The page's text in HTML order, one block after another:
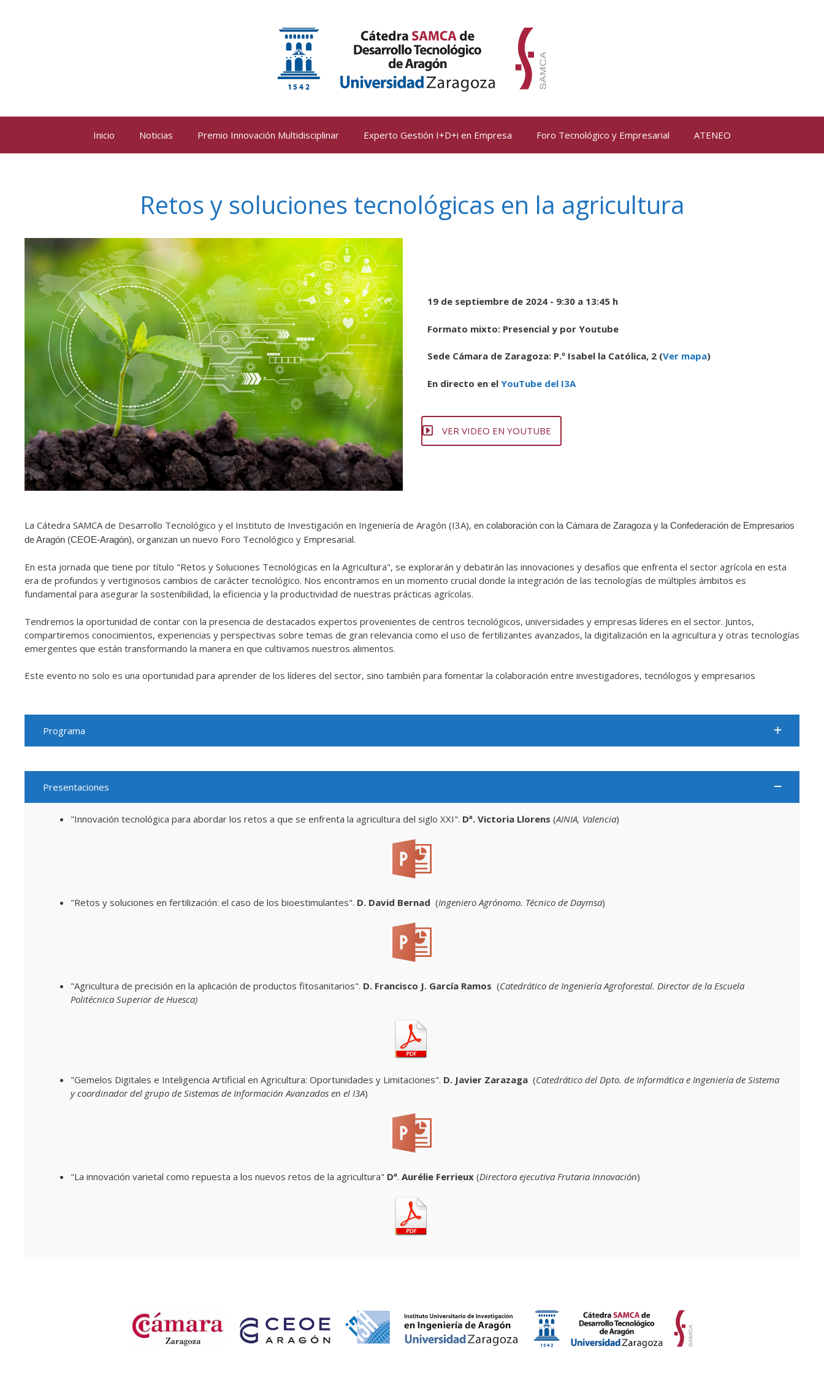
Inicio Noticias Premio Innovación Multidisciplinar Experto Gestión I+D+i en Empresa Foro Tecnológico y Empresarial ATENEO
Retos y soluciones tecnológicas en la agricultura
19 de septiembre de 2024 - 9:30 a 13:45 h
Formato mixto: Presencial y por Youtube
Sede Cámara de Zaragoza: P.º Isabel la Católica, 2 (Ver mapa)
En directo en el YouTube del I3A
VER VIDEO EN YOUTUBE
La Cátedra SAMCA de Desarrollo Tecnológico y el Instituto de Investigación en Ingeniería de Aragón (I3A), en colaboración con la Cámara de Zaragoza y la Confederación de Empresarios
de Aragón (CEOE-Aragón), organizan un nuevo Foro Tecnológico y Empresarial.
En esta jornada que tiene por título "Retos y Soluciones Tecnológicas en la Agricultura", se explorarán y debatirán las innovaciones y desafíos que enfrenta el sector agrícola en esta
era de profundos y vertiginosos cambios de carácter tecnológico. Nos encontramos en un momento crucial donde la integración de las tecnologías de múltiples ámbitos es
fundamental para asegurar la sostenibilidad, la eficiencia y la productividad de nuestras prácticas agrícolas.
Tendremos la oportunidad de contar con la presencia de destacados expertos provenientes de centros tecnológicos, universidades y empresas líderes en el sector. Juntos,
compartiremos conocimientos, experiencias y perspectivas sobre temas de gran relevancia como el uso de fertilizantes avanzados, la digitalización en la agricultura y otras tecnologías
emergentes que están transformando la manera en que cultivamos nuestros alimentos.
Este evento no solo es una oportunidad para aprender de los líderes del sector, sino también para fomentar la colaboración entre investigadores, tecnólogos y empresarios
Programa
Presentaciones
"Innovación tecnológica para abordar los retos a que se enfrenta la agricultura del siglo XXI". Dª. Victoria Llorens (AINIA, Valencia)
"Retos y soluciones en fertilización: el caso de los bioestimulantes". D. David Bernad (Ingeniero Agrónomo. Técnico de Daymsa)
"Agricultura de precisión en la aplicación de productos fitosanitarios". D. Francisco J. García Ramos (Catedrático de Ingeniería Agroforestal. Director de la Escuela
Politécnica Superior de Huesca)
"Gemelos Digitales e Inteligencia Artificial en Agricultura: Oportunidades y Limitaciones". D. Javier Zarazaga (Catedrático del Dpto. de Informática e Ingeniería de Sistema
y coordinador del grupo de Sistemas de Información Avanzados en el I3A)
"La innovación varietal como repuesta a los nuevos retos de la agricultura" Dª. Aurélie Ferrieux (Directora ejecutiva Frutaria Innovación)